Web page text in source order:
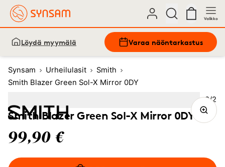
Valikko
Löydä myymälä Varaa näöntarkastus
Synsam Urheilulasit
Smith
Smith Blazer Green Sol-X Mirror 0DY
Smith Blazer Green Sol-X Mirror 0DY
99,90 €
Kuva
2/2
Image (Current image)